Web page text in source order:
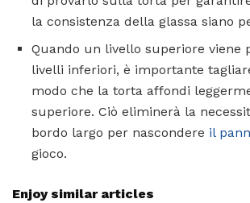
la consistenza della glassa siano
Quando un livello superiore viene
livelli inferiori, è importante
modo che la torta affondi
superiore. Ciò eliminerà la
bordo largo per nascondere il
gioco.
Enjoy similar articles